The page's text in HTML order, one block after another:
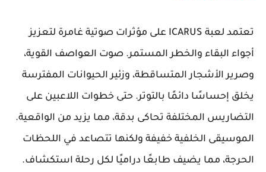
تعتمد لعبة ICARUS على مؤثرات صوتية غامرة لتعزيز
أجواء البقاء والخطر المستمر. صوت العواصف القوية،
وصرير الأشجار المتساقطة، وزئير الحيوانات المفترسة
يخلق إحساسًا دائمًا بالتوتر. حتى خطوات اللاعبين على
التضاريس المختلفة تحاكى بدقة، مما يزيد من الواقعية.
الموسيقى الخلفية خفيفة ولكنها تتصاعد في اللحظات
الحرجة، مما يضيف طابعًا دراميًا لكل رحلة استكشاف.